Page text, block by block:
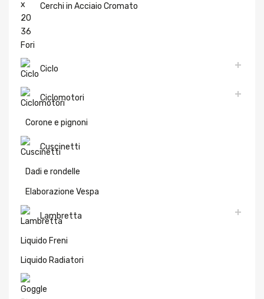
Cerchi in Acciaio Cromato
Ciclo
Ciclomotori
Corone e pignoni
Cuscinetti
Dadi e rondelle
Elaborazione Vespa
Lambretta
Liquido Freni
Liquido Radiatori